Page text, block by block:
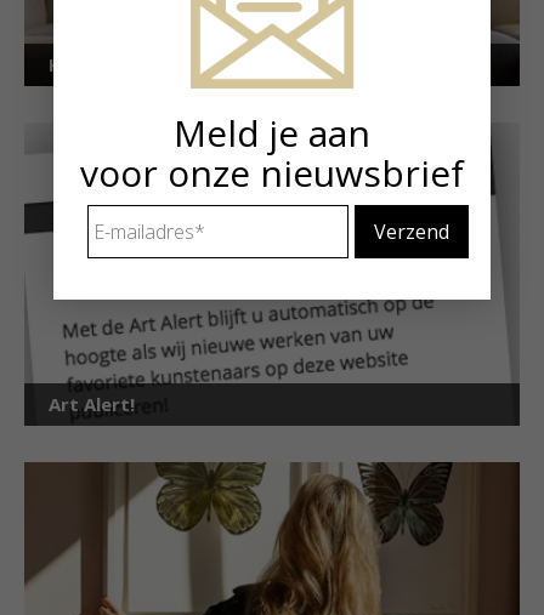
Kunstuitleen voor particulieren
Art Alert!
Meld je aan
voor onze nieuwsbrief
mailadres *